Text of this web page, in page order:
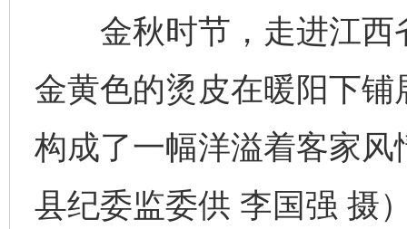
金秋时节，走进江西
金黄色的烫皮在暖阳下
构成了一幅洋溢着客家风
县纪委监委供 李国强 摄
千年窑火 生生不息 一